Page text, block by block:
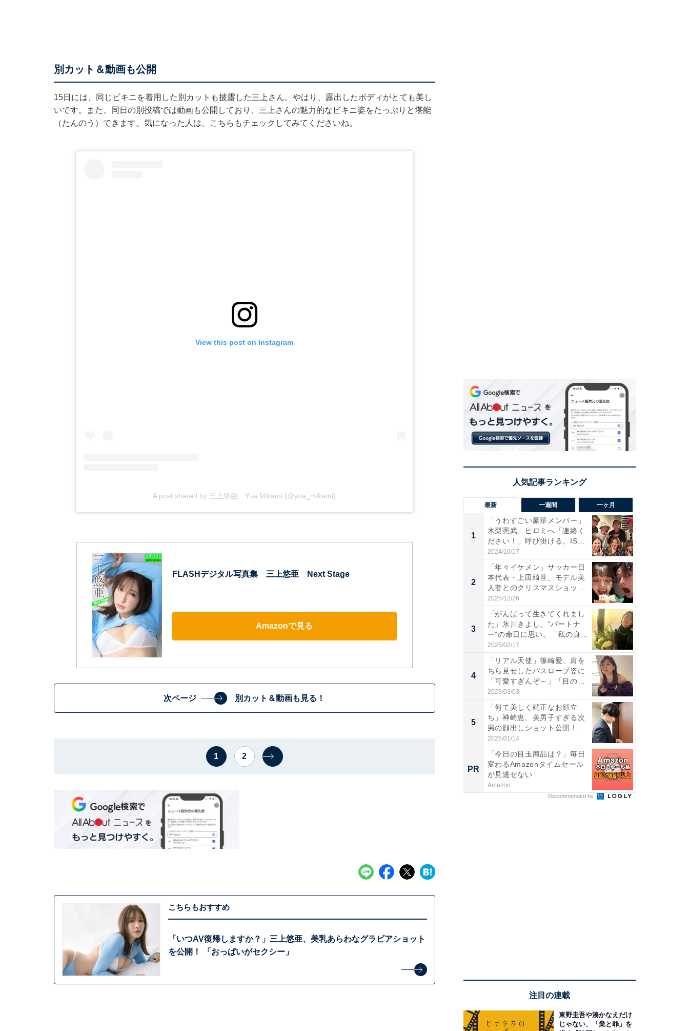
別カット＆動画も公開
15日には、同じビキニを着用した別カットも披露した三上さん。やはり、露出したボディがとても美し
いです。また、同日の別投稿では動画も公開しており、三上さんの魅力的なビキニ姿をたっぷりと堪能
（たんのう）できます。気になった人は、こちらもチェックしてみてくださいね。
View this post on Instagram
A post shared by 三上悠亜 Yua Mikami (@yua_mikami)
FLASHデジタル写真集 三上悠亜 Next Stage
Amazonで見る
次ページ 別カット＆動画も見る！
1 2
こちらもおすすめ
「いつAV復帰しますか？」三上悠亜、美乳あらわなグラビアショット
を公開！ 「おっぱいがセクシー」
最新 一週間 一ヶ月
1
「うわすごい豪華メンバー」
木梨憲武、ヒロミへ「連絡く
ださい！」呼び掛ける。IS
S...
2024/10/17
2
「年々イケメン」サッカー日
本代表・上田綺世、モデル美
人妻とのクリスマスショット
に...
2025/12/26
3
「がんばって生きてくれまし
た」氷川きよし、“パートナ
ー”の命日に思い。「私の身
体...
2025/02/17
4
「リアル天使」篠崎愛、肩を
ちら見せしたバスローブ姿に
「可愛すぎんぞ～」「目の表
情...
2023/03/03
5
「何て美しく端正なお顔立
ち」神崎恵、美男子すぎる次
男の顔出しショット公開！
「め...
2025/01/14
PR
「今日の目玉商品は？」毎日
変わるAmazonタイムセール
が見逃せない
Amazon
Recommended by
注目の連載
東野圭吾や湊かなえだけ
じゃない、「業と罪」を